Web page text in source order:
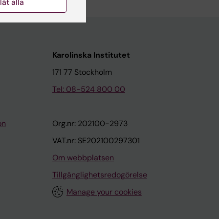
Karolinska Institutet
171 77 Stockholm
Tel: 08-524 800 00
Org.nr: 202100-2973
VAT.nr: SE202100297301
Om webbplatsen
Tillgänglighetsredogörelse
Manage your cookies